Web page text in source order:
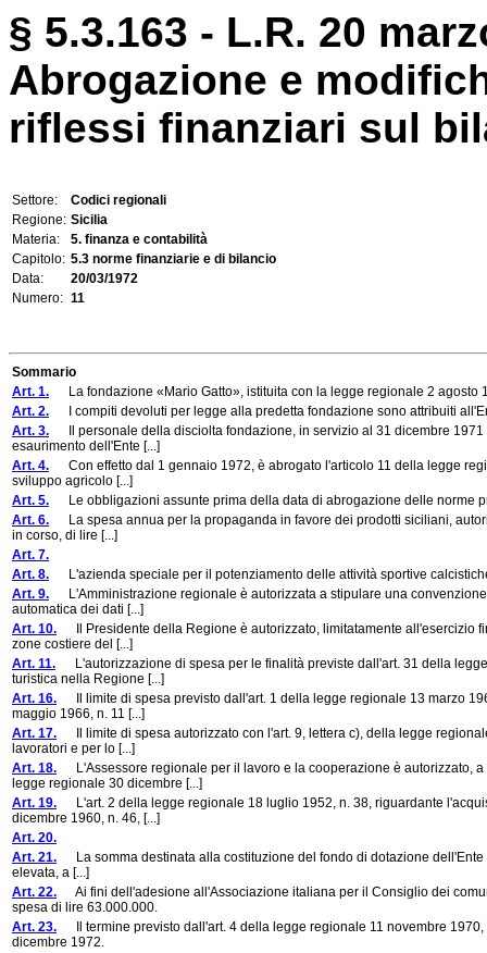
§ 5.3.163 - L.R. 20
Abrogazione e
riflessi finanziari sul
Settore:
Codici regionali
Regione: Sicilia
Materia:
5. finanza e contabilità
Capitolo: 5.3 norme finanziarie e di bilancio
Data:
20/03/1972
Numero: 11
Sommario
Art. 1. La fondazione «Mario Gatto», istituita con la legge regionale 2 agosto
Art. 2. I compiti devoluti per legge alla predetta fondazione sono attribuiti
Art. 3. Il personale della disciolta fondazione, in servizio al 31 dicembre
esaurimento dell'Ente [...]
Art. 4. Con effetto dal 1 gennaio 1972, è abrogato l'articolo 11 della legge
sviluppo agricolo [...]
Art. 5. Le obbligazioni assunte prima della data di abrogazione delle norme
Art. 6. La spesa annua per la propaganda in favore dei prodotti siciliani,
in corso, di lire [...]
Art. 7.
Art. 8. L'azienda speciale per il potenziamento delle attività sportive
Art. 9. L'Amministrazione regionale è autorizzata a stipulare una
automatica dei dati [...]
Art. 10. Il Presidente della Regione è autorizzato, limitatamente all'esercizio
zone costiere del [...]
Art. 11. L'autorizzazione di spesa per le finalità previste dall'art. 31 della
turistica nella Regione [...]
Art. 16. Il limite di spesa previsto dall'art. 1 della legge regionale 13 marzo
maggio 1966, n. 11 [...]
Art. 17. Il limite di spesa autorizzato con l'art. 9, lettera c), della legge
lavoratori e per lo [...]
Art. 18. L'Assessore regionale per il lavoro e la cooperazione è autorizzato,
legge regionale 30 dicembre [...]
Art. 19. L'art. 2 della legge regionale 18 luglio 1952, n. 38, riguardante
dicembre 1960, n. 46, [...]
Art. 20.
Art. 21. La somma destinata alla costituzione del fondo di dotazione
elevata, a [...]
Art. 22. Ai fini dell'adesione all'Associazione italiana per il Consiglio dei
spesa di lire 63.000.000.
Art. 23. Il termine previsto dall'art. 4 della legge regionale 11 novembre
dicembre 1972.